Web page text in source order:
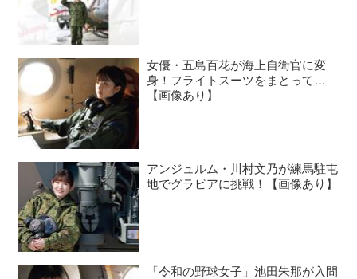
ます！」 BEFORE：毛量が多いがクセ
は生かせそう 今回のモデル...
女優・五島百花が海上自衛官に変
身！フライトスーツをまとって…
【画像あり】
アンジュルム・川村文乃が練馬駐屯
地でグラビアに挑戦！【画像あり】
「令和の野球女子」池田朱那が入間